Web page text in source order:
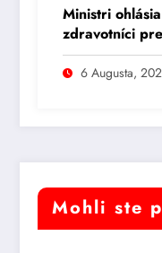
Ministri
zdravotníci
pomocníkov
očakávaných
6 Augusta,
Mohli ste